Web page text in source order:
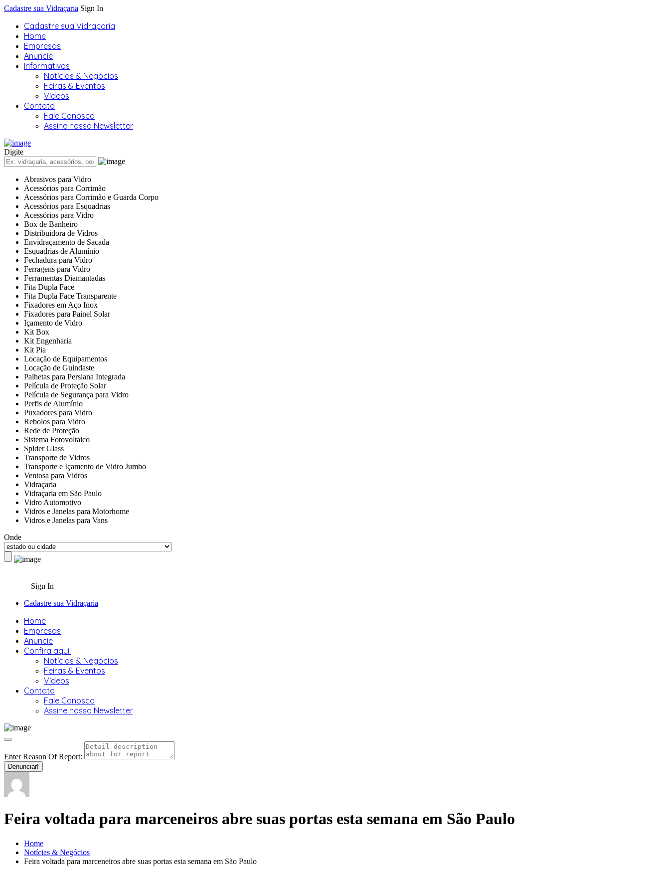
Cadastre sua Vidraçaria Sign In
Cadastre sua Vidraçaria
Home
Empresas
Anuncie
Informativos
Notícias & Negócios
Feiras & Eventos
Vídeos
Contato
Fale Conosco
Assine nossa Newsletter
Digite
Abrasivos para Vidro
Acessórios para Corrimão
Acessórios para Corrimão e Guarda Corpo
Acessórios para Esquadrias
Acessórios para Vidro
Box de Banheiro
Distribuidora de Vidros
Envidraçamento de Sacada
Esquadrias de Alumínio
Fechadura para Vidro
Ferragens para Vidro
Ferramentas Diamantadas
Fita Dupla Face
Fita Dupla Face Transparente
Fixadores em Aço Inox
Fixadores para Painel Solar
Içamento de Vidro
Kit Box
Kit Engenharia
Kit Pia
Locação de Equipamentos
Locação de Guindaste
Palhetas para Persiana Integrada
Película de Proteção Solar
Película de Segurança para Vidro
Perfis de Alumínio
Puxadores para Vidro
Rebolos para Vidro
Rede de Proteção
Sistema Fotovoltaico
Spider Glass
Transporte de Vidros
Transporte e Içamento de Vidro Jumbo
Ventosa para Vidros
Vidraçaria
Vidraçaria em São Paulo
Vidro Automotivo
Vidros e Janelas para Motorhome
Vidros e Janelas para Vans
Onde
Sign In
Cadastre sua Vidraçaria
Home
Empresas
Anuncie
Confira aqui!
Notícias & Negócios
Feiras & Eventos
Vídeos
Contato
Fale Conosco
Assine nossa Newsletter
Enter Reason Of Report:
Denunciar!
Feira voltada para marceneiros abre suas portas esta semana em São Paulo
Home
Notícias & Negócios
Feira voltada para marceneiros abre suas portas esta semana em São Paulo